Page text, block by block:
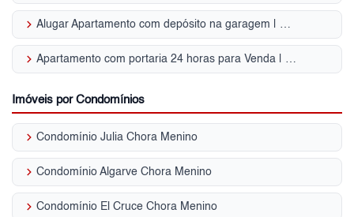
keyboard_arrow_right Alugar Apartamento com depósito na garagem | Chora Menino
keyboard_arrow_right Apartamento com portaria 24 horas para Venda | Chora Menino
Imóveis por Condomínios
keyboard_arrow_right Condomínio Julia Chora Menino
keyboard_arrow_right Condomínio Algarve Chora Menino
keyboard_arrow_right Condomínio El Cruce Chora Menino